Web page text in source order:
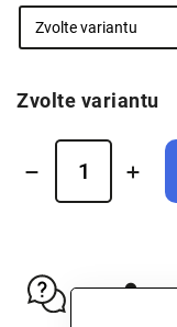
Zvolte variantu